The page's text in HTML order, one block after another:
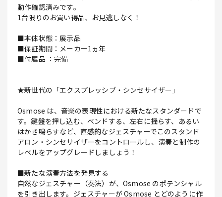
動作確認済みです。
1台限りのお買い得品、お見逃しなく！
■本体状態：展示品
■保証期間：メーカー1ヵ年
■付属品 ：完備
★新世代の「エクスプレッシブ・シンセサイザー」
Osmose は、音楽の表現性における新たなスタンダードで
す。鍵盤を押し込む、ベンドする、左右に揺らす、あるい
はかき鳴らすなど、直感的なジェスチャーでこのスタンド
アロン・シンセサイザーをコントロールし、演奏と制作の
レベルをアップグレードしましょう！
■新たな演奏方法を発見する
自然なジェスチャー（奏法）が、Osmose のポテンシャル
を引き出します。ジェスチャーが Osmose とどのように作